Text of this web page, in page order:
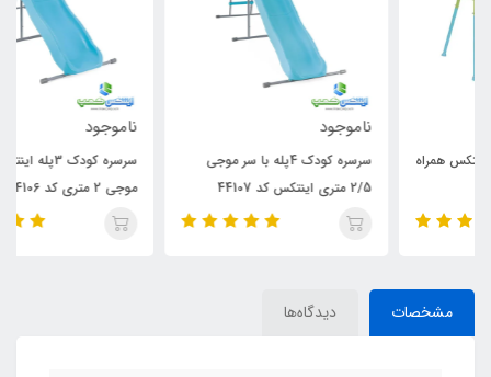
سرسره کودک 4پله با سر موجی
سرسره کودک 3پله اینتکس با سر
موجی 2 متری کد 44106
مشخصات دیدگاه‌ها